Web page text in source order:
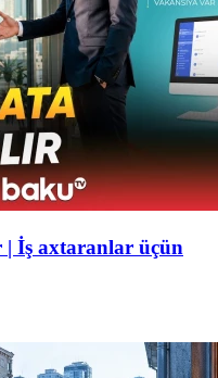
| İş axtaranlar üçün